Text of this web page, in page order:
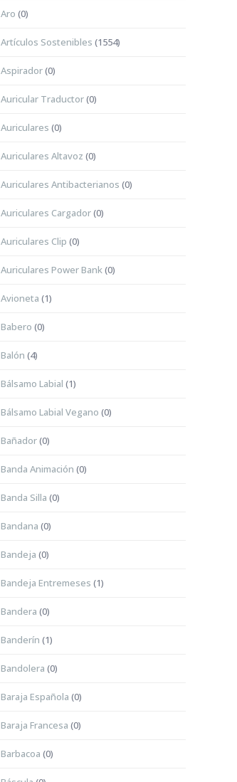
Aro (0)
Artículos Sostenibles (1554)
Aspirador(0)
Auricular Traductor(0)
Auriculares (0)
Auriculares Altavoz (0)
Auriculares Antibacterianos (0)
Auriculares Cargador(0)
Auriculares Clip (0)
Auriculares Power Bank(0)
Avioneta (1)
Babero (0)
Balón (4)
Bálsamo Labial (1)
Bálsamo Labial Vegano (0)
Bañador(0)
Banda Animación (0)
Banda Silla (0)
Bandana (0)
Bandeja (0)
Bandeja Entremeses (1)
Bandera (0)
Banderín (1)
Bandolera (0)
Baraja Española (0)
Baraja Francesa (0)
Barbacoa (0)